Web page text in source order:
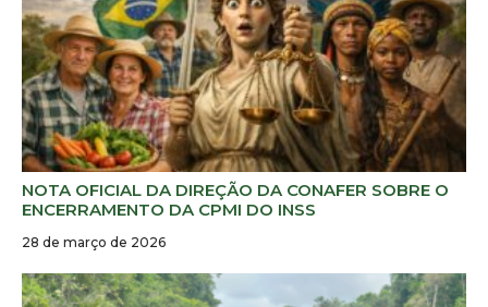
NOTA OFICIAL DA DIREÇÃO DA CONAFER SOBRE O
ENCERRAMENTO DA CPMI DO INSS
28 de março de 2026